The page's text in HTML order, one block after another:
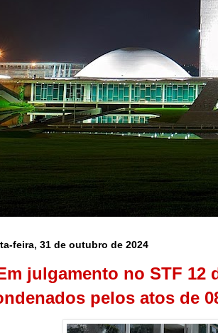
feira, 31 de outubro de 2024
julgamento no STF 12
pelos atos de